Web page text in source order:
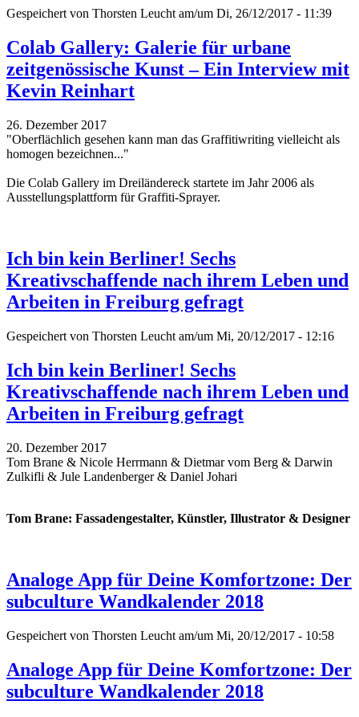
Gespeichert von Thorsten Leucht am/um Di, 26/12/2017 - 11:39
Colab Gallery: Galerie für urbane
zeitgenössische Kunst – Ein Interview mit
Kevin Reinhart
26. Dezember 2017
"Oberflächlich gesehen kann man das Graffitiwriting vielleicht als
homogen bezeichnen..."
Die Colab Gallery im Dreiländereck startete im Jahr 2006 als
Ausstellungsplattform für Graffiti-Sprayer.
Ich bin kein Berliner! Sechs
Kreativschaffende nach ihrem Leben und
Arbeiten in Freiburg gefragt
Gespeichert von Thorsten Leucht am/um Mi, 20/12/2017 - 12:16
Ich bin kein Berliner! Sechs
Kreativschaffende nach ihrem Leben und
Arbeiten in Freiburg gefragt
20. Dezember 2017
Tom Brane & Nicole Herrmann & Dietmar vom Berg & Darwin
Zulkifli & Jule Landenberger & Daniel Johari
Tom Brane: Fassadengestalter, Künstler, Illustrator & Designer
Analoge App für Deine Komfortzone: Der
subculture Wandkalender 2018
Gespeichert von Thorsten Leucht am/um Mi, 20/12/2017 - 10:58
Analoge App für Deine Komfortzone: Der
subculture Wandkalender 2018